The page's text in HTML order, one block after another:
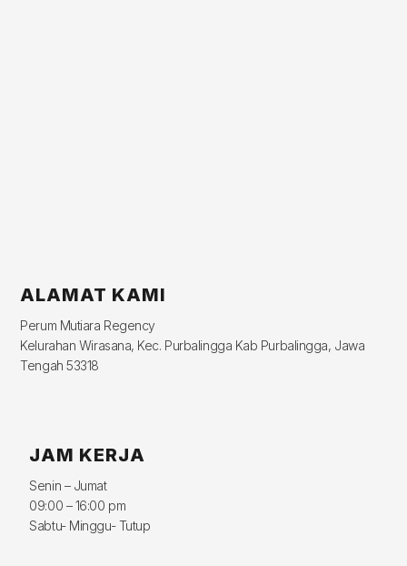
ALAMAT KAMI
Perum Mutiara Regency
Kelurahan Wirasana, Kec. Purbalingga Kab Purbalingga, Jawa
Tengah 53318
JAM KERJA
Senin – Jumat
09:00 – 16:00 pm
Sabtu- Minggu- Tutup